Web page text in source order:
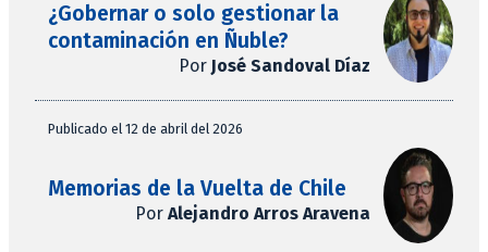
¿Gobernar o solo gestionar la
contaminación en Ñuble?
Por José Sandoval Díaz
Publicado el 12 de abril del 2026
Memorias de la Vuelta de Chile
Por Alejandro Arros Aravena